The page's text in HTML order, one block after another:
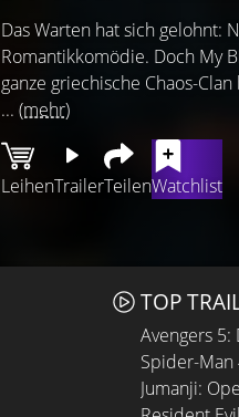
LeihenTrailerTeilenWatchlist
Das Warten hat sich gelohnt:
Romantikkomödie. Doch My
ganze griechische Chaos-
... (mehr)
TOP
Avengers 5:
Spider-Man
Jumanji: